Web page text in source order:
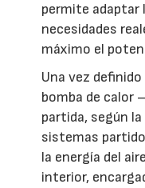
permite adaptar
necesidades
máximo el
Una vez
bomba de calor
partida, según
sistemas
la energía del
interior,